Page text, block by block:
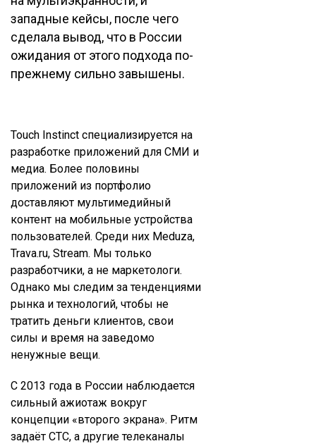
западные кейсы, после чего
сделала вывод, что в России
ожидания от этого подхода по-
прежнему сильно завышены.
Touch Instinct специализируется на
разработке приложений для СМИ и
медиа. Более половины
приложений из портфолио
доставляют мультимедийный
контент на мобильные устройства
пользователей. Среди них Meduza,
Trava.ru, Stream. Мы только
разработчики, а не маркетологи.
Однако мы следим за тенденциями
рынка и технологий, чтобы не
тратить деньги клиентов, свои
силы и время на заведомо
ненужные вещи.
С 2013 года в России наблюдается
сильный ажиотаж вокруг
концепции «второго экрана». Ритм
задаёт СТС, а другие телеканалы